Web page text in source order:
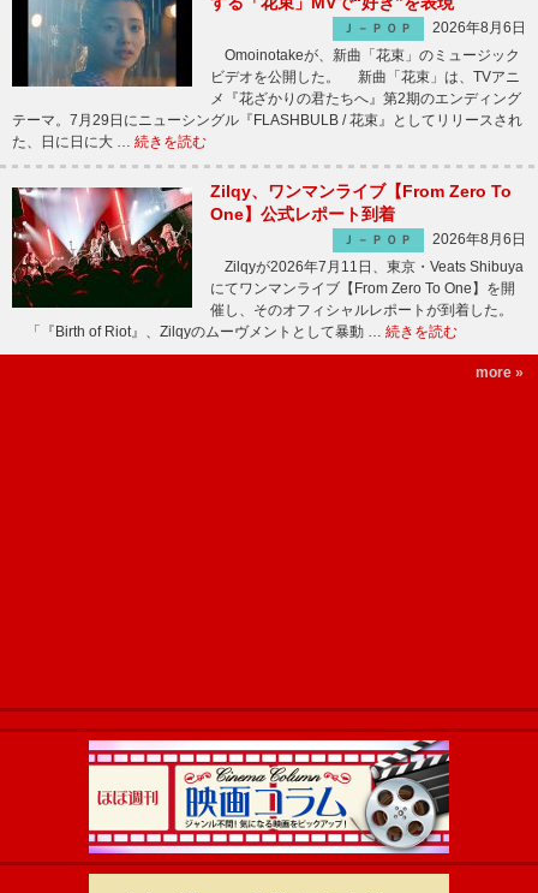
Ｊ－ＰＯＰ
2026年8月6日
Omoinotakeが、新曲「花束」のミュージック
ビデオを公開した。 新曲「花束」は、TVアニ
メ『花ざかりの君たちへ』第2期のエンディング
テーマ。7月29日にニューシングル『FLASHBULB / 花束』としてリリースされ
た、日に日に大 … 続きを読む
Zilqy、ワンマンライブ【From Zero To
One】公式レポート到着
Ｊ－ＰＯＰ
2026年8月6日
Zilqyが2026年7月11日、東京・Veats Shibuya
にてワンマンライブ【From Zero To One】を開
催し、そのオフィシャルレポートが到着した。
「『Birth of Riot』、Zilqyのムーヴメントとして暴動 … 続きを読む
more »